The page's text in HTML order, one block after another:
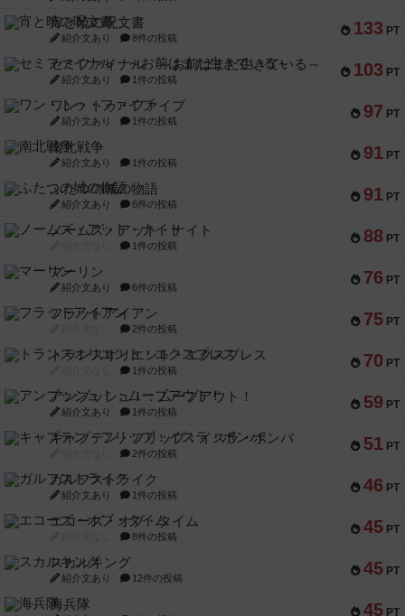
133 PT
宵と暁の呪文書
紹介文あり 8件の投稿
103 PT
セミファイナル ～お前はまだ生きている～
紹介文あり 1件の投稿
97 PT
ワン・トゥ・ファイブ
紹介文あり 1件の投稿
91 PT
南北戦争
紹介文あり 1件の投稿
91 PT
ふたつの城の物語
紹介文あり 6件の投稿
88 PT
ノームズ・アット・ナイト
1件の投稿
76 PT
マーリン
紹介文あり 6件の投稿
75 PT
フラットアイアン
2件の投稿
70 PT
トランスオリエント・エクスプレス
1件の投稿
59 PT
アンブッシュ！：ムーブアウト！
紹介文あり 1件の投稿
51 PT
キャプテン・フリップ：イスラ・ボンバ
2件の投稿
46 PT
ガルフストライク
紹介文あり 1件の投稿
45 PT
エコーズ・オブ・タイム
8件の投稿
45 PT
スカルキング
紹介文あり 12件の投稿
45 PT
海兵隊